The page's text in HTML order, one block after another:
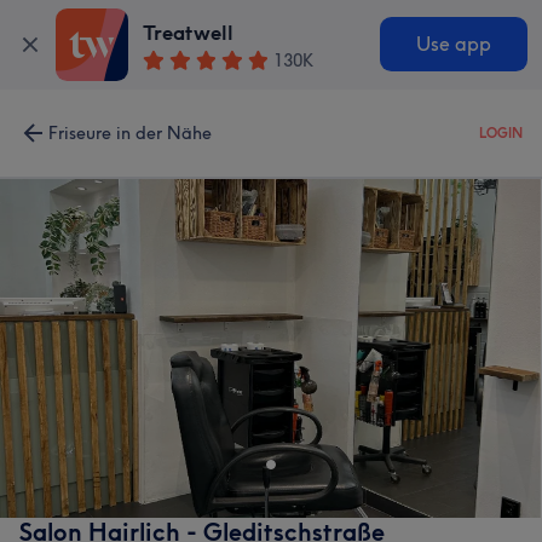
Treatwell
130K
Use app
Friseure in der Nähe LOGIN
Salon Hairlich - Gleditschstraße